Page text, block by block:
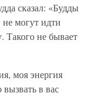
сказал: «Будды
могут идти
Такого не бывает
моя энергия
вызвать в вас